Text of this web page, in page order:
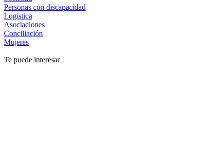
Personas con discapacidad
Logística
Asociaciones
Conciliación
Mujeres
Te puede interesar